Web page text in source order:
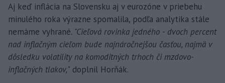
Aj keď inflácia na Slovensku aj v eurozóne v priebehu
minulého roka výrazne spomalila, podľa analytika stále
nemáme vyhrané. "Cieľová rovinka jedného - dvoch percent
nad inflačným cieľom bude najnáročnejšou časťou, najmä v
dôsledku volatility na komoditných trhoch či mzdovo-
inflačných tlakov," doplnil Horňák.